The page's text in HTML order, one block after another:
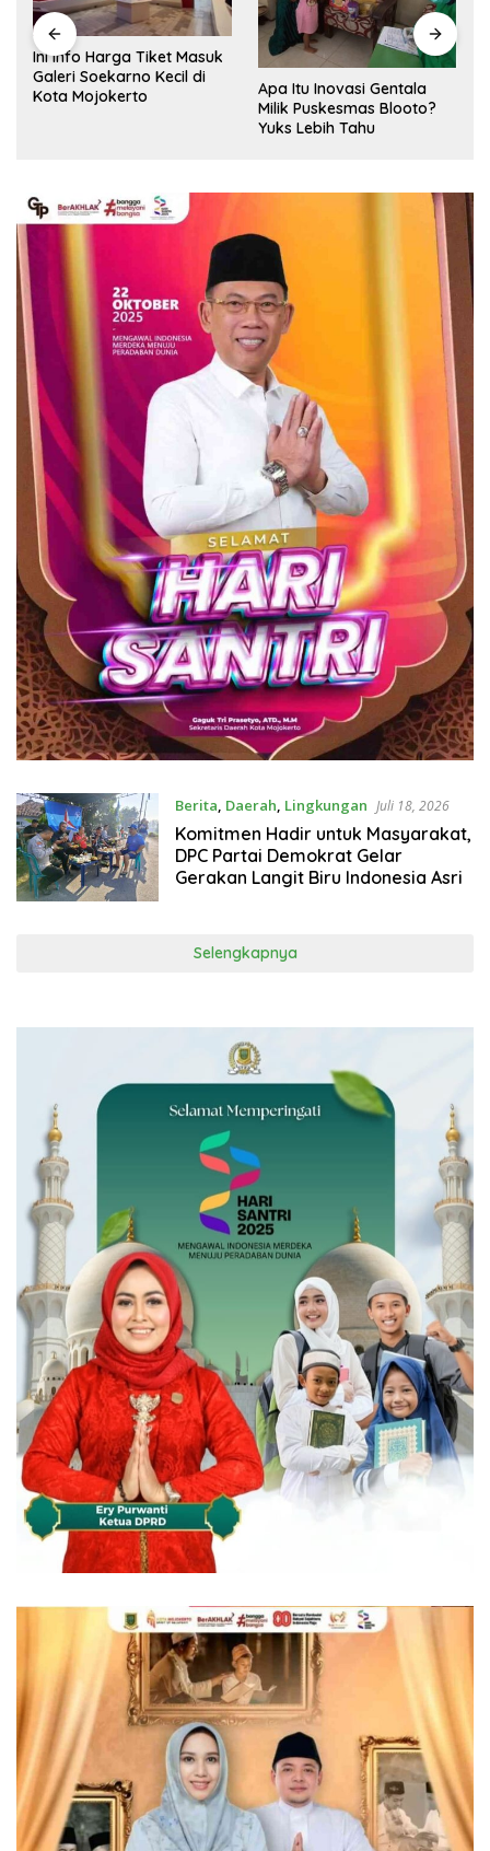
Ini Info Harga Tiket Masuk
Galeri Soekarno Kecil di
Kota Mojokerto
Apa Itu Inovasi Gentala
Milik Puskesmas Blooto?
Yuks Lebih Tahu
Berita, Daerah, Lingkungan Juli 18, 2026
Komitmen Hadir untuk Masyarakat,
DPC Partai Demokrat Gelar
Gerakan Langit Biru Indonesia Asri
Selengkapnya